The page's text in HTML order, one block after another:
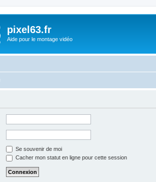
pixel63.fr
Aide pour le montage vidéo
Se souvenir de moi
Cacher mon statut en ligne pour cette session